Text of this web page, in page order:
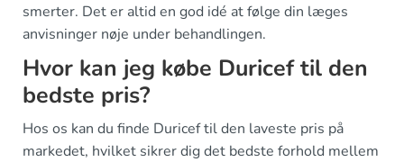
smerter. Det er altid en god idé at følge din læges
anvisninger nøje under behandlingen.
Hvor kan jeg købe Duricef til den
bedste pris?
Hos os kan du finde Duricef til den laveste pris på
markedet, hvilket sikrer dig det bedste forhold mellem